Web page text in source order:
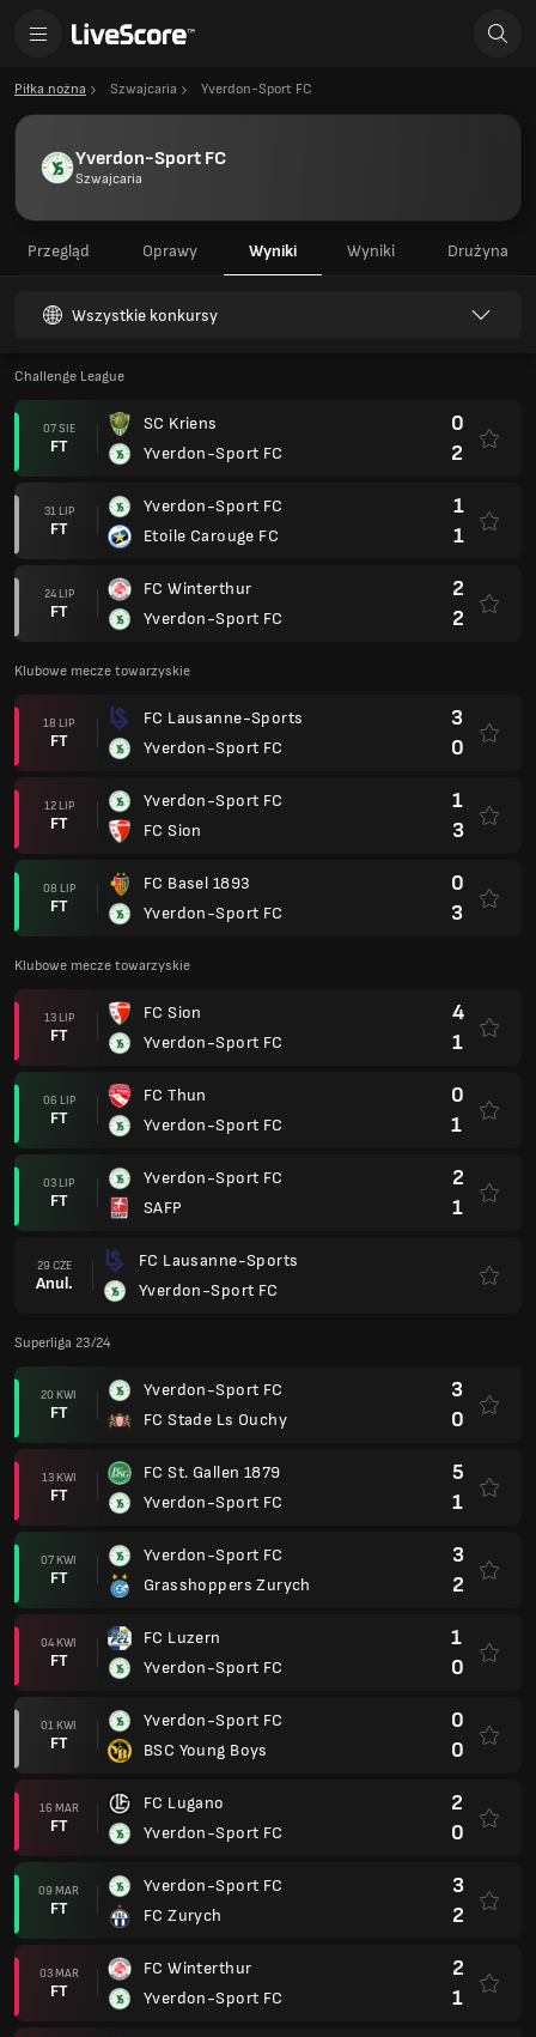
Piłka nożna Szwajcaria Yverdon-Sport FC
Yverdon-Sport FC
Szwajcaria
Przegląd Oprawy Wyniki Wyniki Drużyna
Wszystkie konkursy
Challenge League
07 SIE
FT
SC Kriens
Yverdon-Sport FC
0
2
31 LIP
FT
Yverdon-Sport FC
Etoile Carouge FC
1
1
24 LIP
FT
FC Winterthur
Yverdon-Sport FC
2
2
Klubowe mecze towarzyskie
18 LIP
FT
FC Lausanne-Sports
Yverdon-Sport FC
3
0
12 LIP
FT
Yverdon-Sport FC
FC Sion
1
3
08 LIP
FT
FC Basel 1893
Yverdon-Sport FC
0
3
Klubowe mecze towarzyskie
13 LIP
FT
FC Sion
Yverdon-Sport FC
4
1
06 LIP
FT
FC Thun
Yverdon-Sport FC
0
1
03 LIP
FT
Yverdon-Sport FC
SAFP
2
1
29 CZE
Anul.
FC Lausanne-Sports
Yverdon-Sport FC
Superliga 23/24
20 KWI
FT
Yverdon-Sport FC
FC Stade Ls Ouchy
3
0
13 KWI
FT
FC St. Gallen 1879
Yverdon-Sport FC
5
1
07 KWI
FT
Yverdon-Sport FC
Grasshoppers Zurych
3
2
04 KWI
FT
FC Luzern
Yverdon-Sport FC
1
0
01 KWI
FT
Yverdon-Sport FC
BSC Young Boys
0
0
16 MAR
FT
FC Lugano
Yverdon-Sport FC
2
0
09 MAR
FT
Yverdon-Sport FC
FC Zurych
3
2
03 MAR
FT
FC Winterthur
Yverdon-Sport FC
2
1